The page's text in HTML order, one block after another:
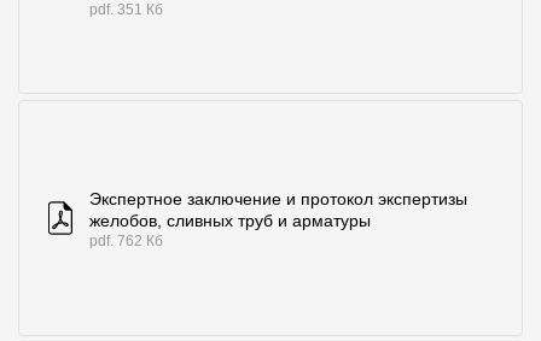
pdf. 351 Кб
Экспертное заключение и протокол экспертизы
желобов, сливных труб и арматуры
pdf. 762 Кб